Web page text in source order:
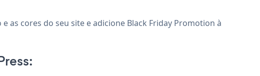
as cores do seu site e adicione Black Friday Promotion à